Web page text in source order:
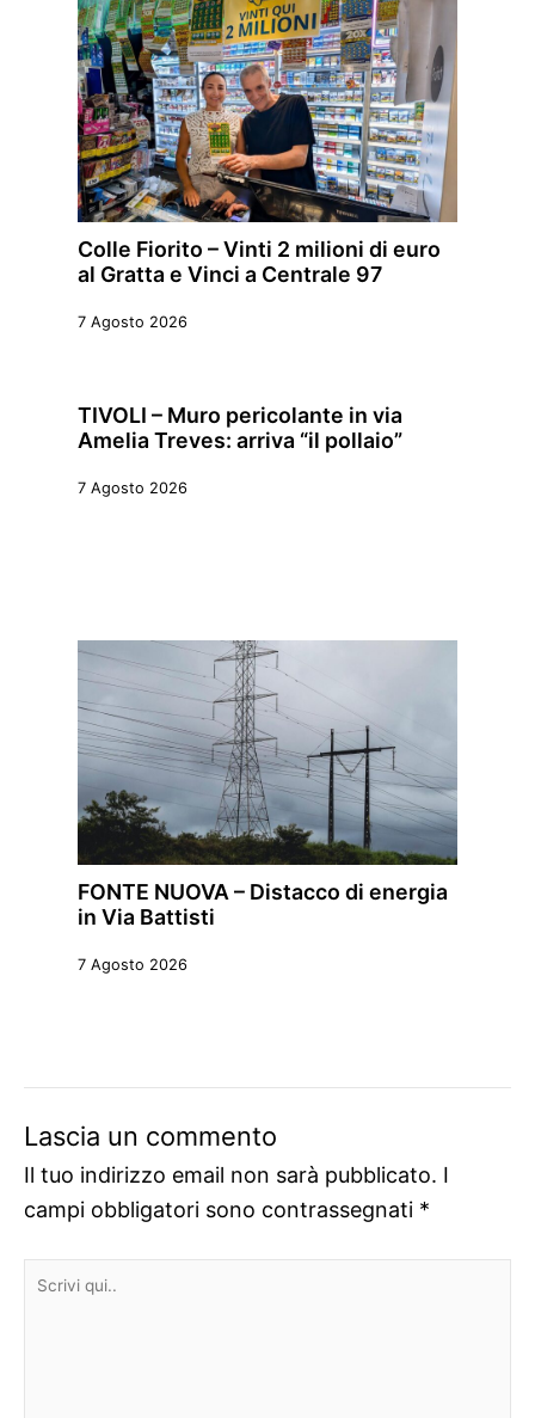
Colle Fiorito – Vinti 2 milioni di euro
al Gratta e Vinci a Centrale 97
7 Agosto 2026
TIVOLI – Muro pericolante in via
Amelia Treves: arriva “il pollaio”
7 Agosto 2026
FONTE NUOVA – Distacco di energia
in Via Battisti
7 Agosto 2026
Lascia un commento
Il tuo indirizzo email non sarà pubblicato. I
campi obbligatori sono contrassegnati *
Scrivi